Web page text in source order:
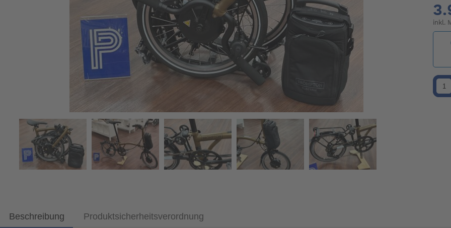
inkl.
Beschreibung Produktsicherheitsverordnung